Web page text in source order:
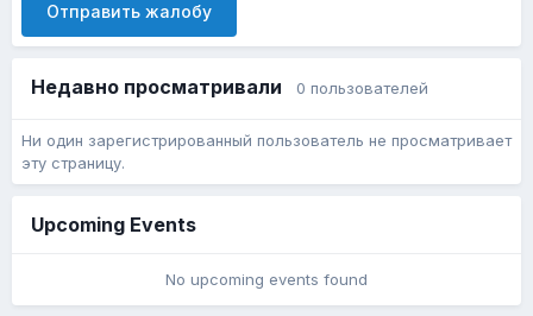
Отправить жалобу
Недавно просматривали 0 пользователей
Ни один зарегистрированный пользователь не просматривает
эту страницу.
Upcoming Events
No upcoming events found